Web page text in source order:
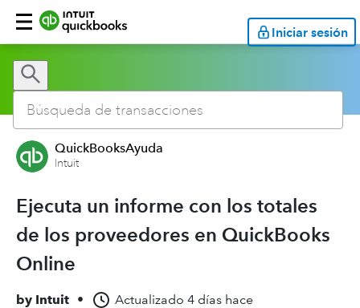
Iniciar sesión
QuickBooksAyuda
Intuit
Ejecuta un informe con los totales
de los proveedores en QuickBooks
Online
by Intuit • Actualizado 4 días hace